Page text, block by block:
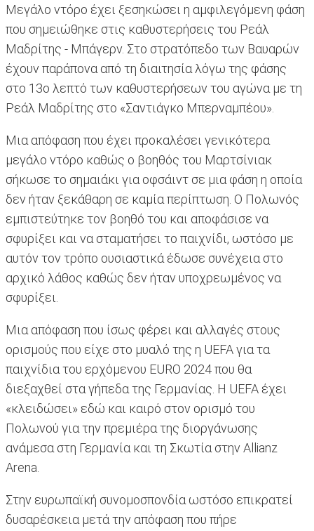
Μεγάλο ντόρο έχει ξεσηκώσει η αμφιλεγόμενη φάση
που σημειώθηκε στις καθυστερήσεις του Ρεάλ
Μαδρίτης - Μπάγερν. Στο στρατόπεδο των Βαυαρών
έχουν παράπονα από τη διαιτησία λόγω της φάσης
στο 13ο λεπτό των καθυστερήσεων του αγώνα με τη
Ρεάλ Μαδρίτης στο «Σαντιάγκο Μπερναμπέου».
Μια απόφαση που έχει προκαλέσει γενικότερα
μεγάλο ντόρο καθώς ο βοηθός του Μαρτσίνιακ
σήκωσε το σημαιάκι για οφσάιντ σε μια φάση η οποία
δεν ήταν ξεκάθαρη σε καμία περίπτωση. Ο Πολωνός
εμπιστεύτηκε τον βοηθό του και αποφάσισε να
σφυρίξει και να σταματήσει το παιχνίδι, ωστόσο με
αυτόν τον τρόπο ουσιαστικά έδωσε συνέχεια στο
αρχικό λάθος καθώς δεν ήταν υποχρεωμένος να
σφυρίξει.
Μια απόφαση που ίσως φέρει και αλλαγές στους
ορισμούς που είχε στο μυαλό της η UEFA για τα
παιχνίδια του ερχόμενου EURO 2024 που θα
διεξαχθεί στα γήπεδα της Γερμανίας. Η UEFA έχει
«κλειδώσει» εδώ και καιρό στον ορισμό του
Πολωνού για την πρεμιέρα της διοργάνωσης
ανάμεσα στη Γερμανία και τη Σκωτία στην Allianz
Arena.
Στην ευρωπαϊκή συνομοσπονδία ωστόσο επικρατεί
δυσαρέσκεια μετά την απόφαση που πήρε